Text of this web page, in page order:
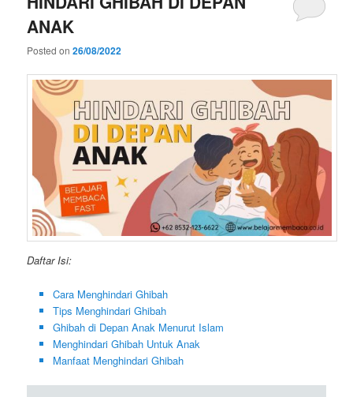
ANAK
Posted on26/08/2022
Daftar Isi:
Cara Menghindari Ghibah
Tips Menghindari Ghibah
Ghibah di Depan Anak Menurut Islam
Menghindari Ghibah Untuk Anak
Manfaat Menghindari Ghibah